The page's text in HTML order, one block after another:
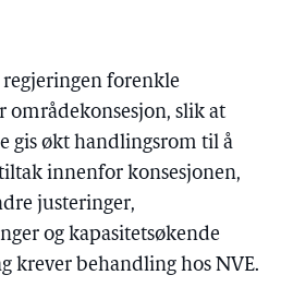
forenkle
områdekonsesjon, slik at
gis økt handlingsrom til å
innenfor konsesjonen,
justeringer,
og kapasitetsøkende
krever behandling hos NVE.